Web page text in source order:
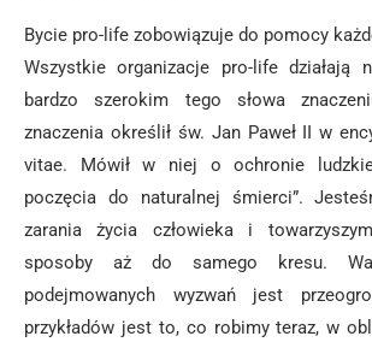
Bycie pro-life zobowiązuje do pomocy
Wszystkie organizacje pro-life działają
bardzo szerokim tego słowa
znaczenia określił św. Jan Paweł II w
vitae. Mówił w niej o ochronie
poczęcia do naturalnej śmierci”.
zarania życia człowieka i
sposoby aż do samego kresu.
podejmowanych wyzwań jest
przykładów jest to, co robimy teraz, w